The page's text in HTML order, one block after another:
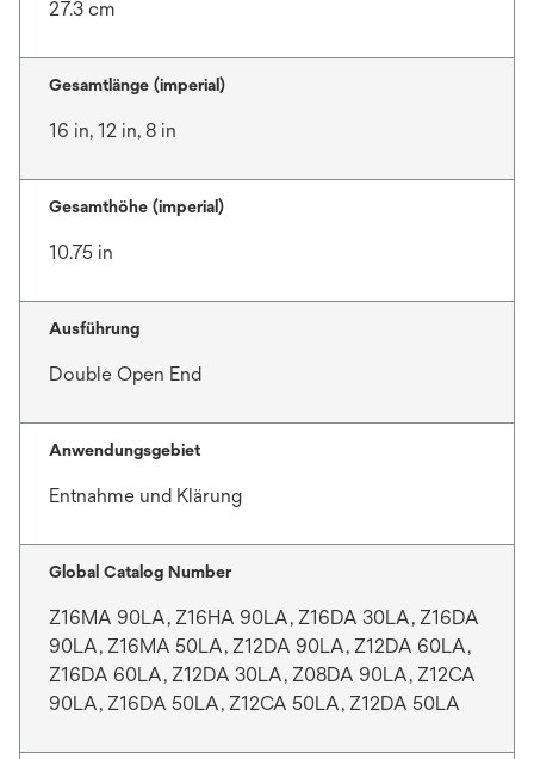
27.3 cm
Gesamtlänge (imperial)
16 in, 12 in, 8 in
Gesamthöhe (imperial)
10.75 in
Ausführung
Double Open End
Anwendungsgebiet
Entnahme und Klärung
Global Catalog Number
Z16MA 90LA, Z16HA 90LA, Z16DA 30LA, Z16DA
90LA, Z16MA 50LA, Z12DA 90LA, Z12DA 60LA,
Z16DA 60LA, Z12DA 30LA, Z08DA 90LA, Z12CA
90LA, Z16DA 50LA, Z12CA 50LA, Z12DA 50LA